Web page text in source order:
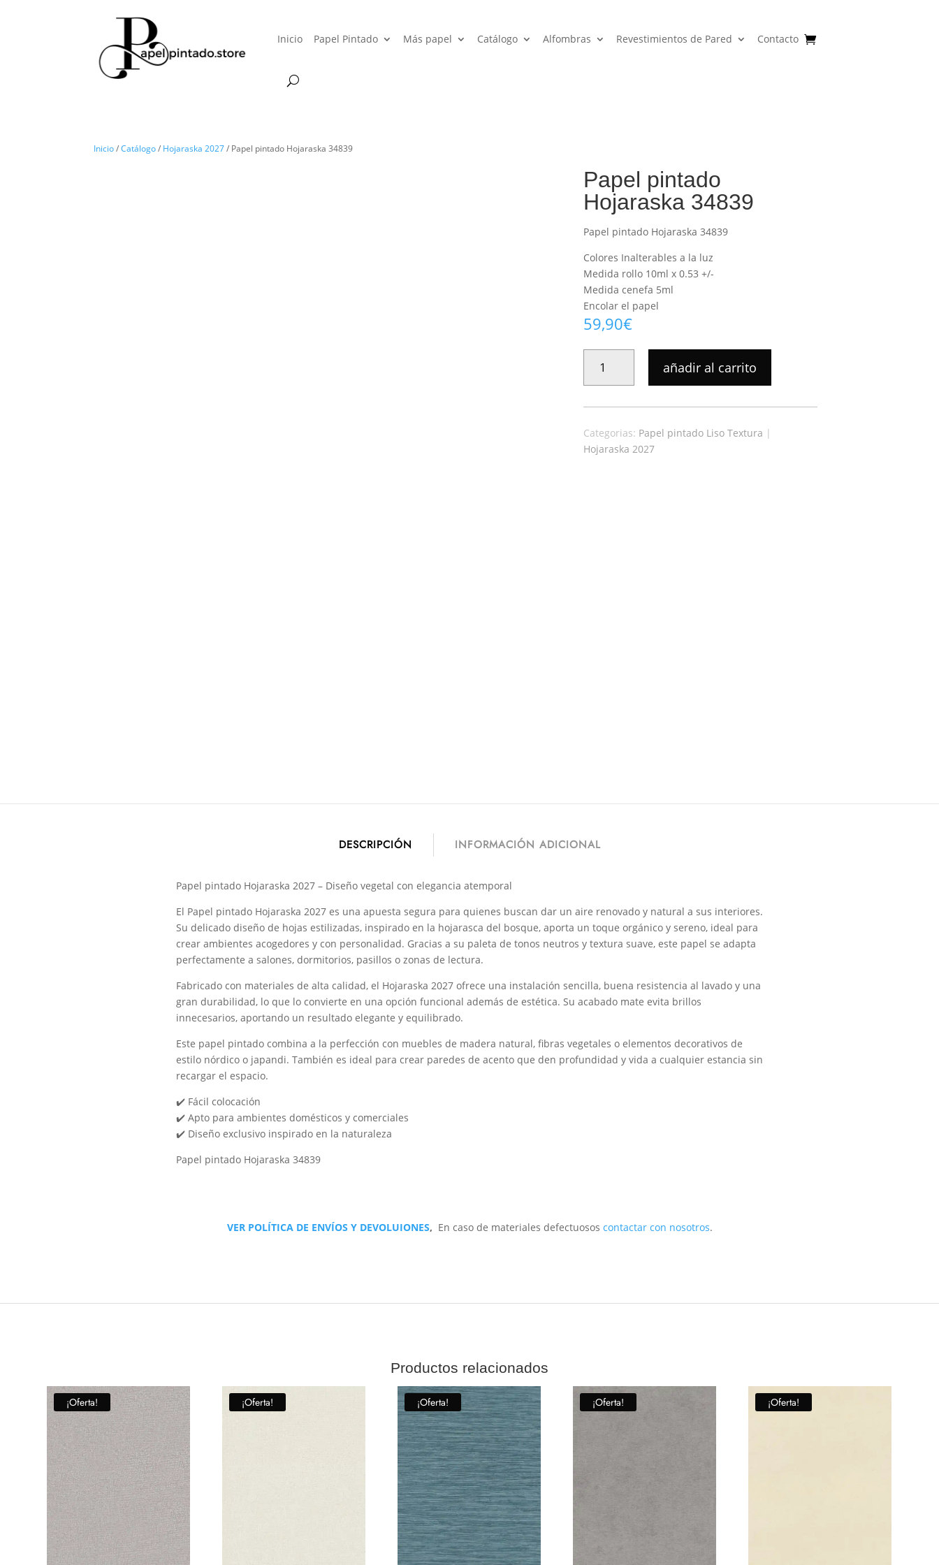
Inicio Papel Pintado Más papel Catálogo Alfombras Revestimientos de Pared Contacto
Inicio/Catálogo/ Hojaraska 2027/ Papel pintado Hojaraska 34839
Papel pintado
Hojaraska 34839
Papel pintado Hojaraska 34839
Colores Inalterables a la luz
Medida rollo 10ml x 0.53 +/-
Medida cenefa 5ml
Encolar el papel
59,90€
PINTADO
HOJARASKA
34839
añadir al carrito
Categorias: Papel pintado Liso Textura |
Hojaraska 2027
DESCRIPCIÓN INFORMACIÓN ADICIONAL
Papel pintado Hojaraska 2027 – Diseño vegetal con elegancia atemporal
El Papel pintado Hojaraska 2027 es una apuesta segura para quienes buscan dar un aire renovado y natural a sus interiores.
Su delicado diseño de hojas estilizadas, inspirado en la hojarasca del bosque, aporta un toque orgánico y sereno, ideal para
crear ambientes acogedores y con personalidad. Gracias a su paleta de tonos neutros y textura suave, este papel se adapta
perfectamente a salones, dormitorios, pasillos o zonas de lectura.
Fabricado con materiales de alta calidad, el Hojaraska 2027 ofrece una instalación sencilla, buena resistencia al lavado y una
gran durabilidad, lo que lo convierte en una opción funcional además de estética. Su acabado mate evita brillos
innecesarios, aportando un resultado elegante y equilibrado.
Este papel pintado combina a la perfección con muebles de madera natural, fibras vegetales o elementos decorativos de
estilo nórdico o japandi. También es ideal para crear paredes de acento que den profundidad y vida a cualquier estancia sin
recargar el espacio.
✔️ Fácil colocación
✔️ Apto para ambientes domésticos y comerciales
✔️ Diseño exclusivo inspirado en la naturaleza
Papel pintado Hojaraska 34839
VER POLÍTICA DE ENVÍOS Y DEVOLUIONES, En caso de materiales defectuosos contactar con nosotros.
Productos relacionados
¡Oferta! ¡Oferta! ¡Oferta! ¡Oferta! ¡Oferta!